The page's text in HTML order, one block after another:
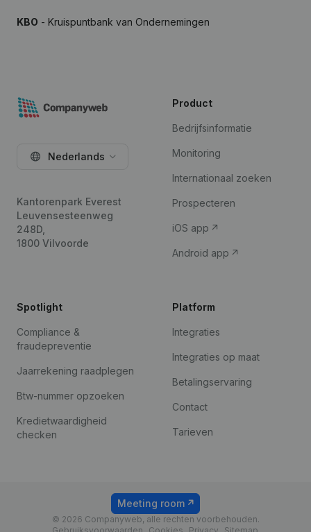
KBO - Kruispuntbank van Ondernemingen
Nederlands
Kantorenpark Everest
Leuvensesteenweg
248D,
1800 Vilvoorde
Product
Bedrijfsinformatie
Monitoring
Internationaal zoeken
Prospecteren
iOS app
Android app
Spotlight
Compliance &
fraudepreventie
Jaarrekening raadplegen
Btw-nummer opzoeken
Kredietwaardigheid
checken
Platform
Integraties
Integraties op maat
Betalingservaring
Contact
Tarieven
© 2026 Companyweb, alle rechten voorbehouden.
Meeting room